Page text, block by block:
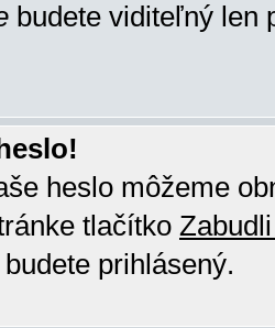
budete viditeľný len
heslo môžeme
tlačítko
prihlásený.